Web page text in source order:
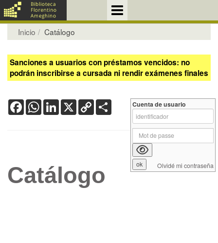
Inicio Catálogo
Sanciones a usuarios con préstamos vencidos: no
podrán inscribirse a cursada ni rendir exámenes finales
FacebookWhatsApp
LinkedIn
X Copy
Link
Catálogo
Cuenta de usuario
Olvidé mi contraseña